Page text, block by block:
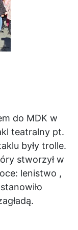
do MDK w
teatralny pt.
były trolle.
stworzył w
lenistwo ,